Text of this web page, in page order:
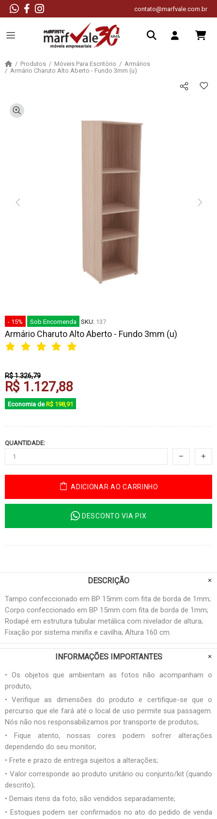
contato@marfvale.com.br
Produtos Móveis Para Escritório
Armários
Armário Charuto Alto Aberto - Fundo 3mm (u)
- 15% Sob Encomenda SKU: 137
Armário Charuto Alto Aberto - Fundo 3mm (u)
R$ 1.326,79
R$ 1.127,88
Economia de R$ 198,91
QUANTIDADE:
ADICIONAR AO CARRINHO
DESCONTO VIA PIX
DESCRIÇÃO
Tampo confeccionado em BP 15mm com fita de borda de 1mm;
Corpo confeccionado em BP 15mm com fita de borda de 1mm;
Rodapé em estrutura tubular metálica com nivelador de altura;
Fixação por sistema minifix e cavilha; Altura 160 cm.
INFORMAÇÕES IMPORTANTES
• Os objetos que ambientam as fotos não acompanham o
produto;
• Verifique as dimensões do produto e certifique-se que o
percurso que ele fará até o local de uso permite sua passagem.
Nós não nos responsabilizamos por transporte de produtos;
• Fique atento, nossas cores podem sofrer alterações
dependendo do seu monitor;
• Frete e prazo de entrega sujeitos a alterações;
• Valor corresponde ao produto unitário ou conjunto/kit (quando
descrito);
• Demais itens da foto, são vendidos separadamente;
• Estoques podem ser confirmados no ato do pedido de venda